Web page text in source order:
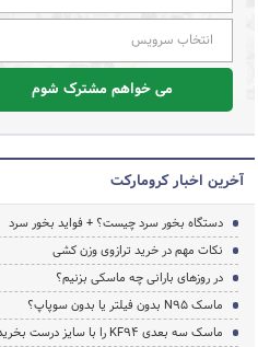
انتخاب سرویس
می خواهم مشترک شوم
آخرین اخبار کرومارکت
دستگاه بخور سرد چیست؟ + فواید بخور سرد
نکات مهم در خرید ترازوی وزن کشی
در روزهای بارانی چه ماسکی بزنیم؟
ماسک N95 بدون فیلتر یا بدون سوپاپ؟
ماسک سه بعدی KF94 را با سایز درست بخرید!